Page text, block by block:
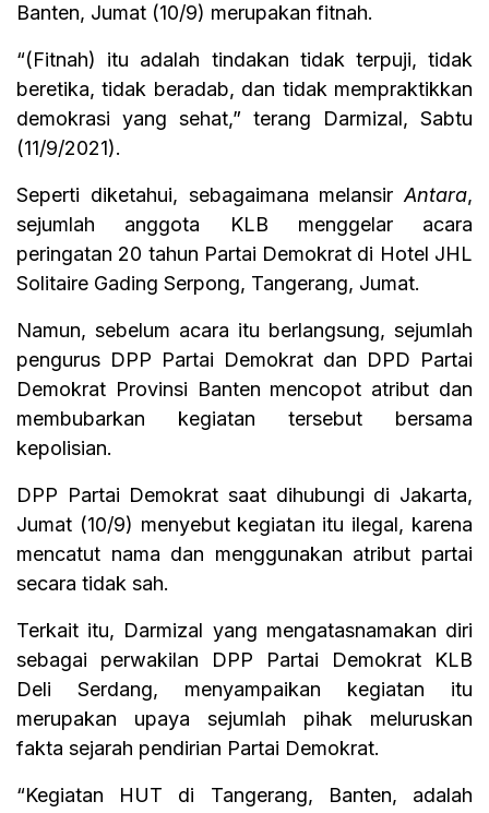
Banten, Jumat (10/9) merupakan fitnah.
“(Fitnah) itu adalah tindakan tidak terpuji, tidak
beretika, tidak beradab, dan tidak mempraktikkan
demokrasi yang sehat,” terang Darmizal, Sabtu
(11/9/2021).
Seperti diketahui, sebagaimana melansir Antara,
sejumlah anggota KLB menggelar acara
peringatan 20 tahun Partai Demokrat di Hotel JHL
Solitaire Gading Serpong, Tangerang, Jumat.
Namun, sebelum acara itu berlangsung, sejumlah
pengurus DPP Partai Demokrat dan DPD Partai
Demokrat Provinsi Banten mencopot atribut dan
membubarkan kegiatan tersebut bersama
kepolisian.
DPP Partai Demokrat saat dihubungi di Jakarta,
Jumat (10/9) menyebut kegiatan itu ilegal, karena
mencatut nama dan menggunakan atribut partai
secara tidak sah.
Terkait itu, Darmizal yang mengatasnamakan diri
sebagai perwakilan DPP Partai Demokrat KLB
Deli Serdang, menyampaikan kegiatan itu
merupakan upaya sejumlah pihak meluruskan
fakta sejarah pendirian Partai Demokrat.
“Kegiatan HUT di Tangerang, Banten, adalah